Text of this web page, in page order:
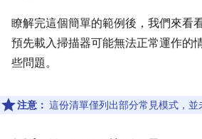
瞭解完這個簡單的範例後，我們來看
預先載入掃描器可能無法正常運作的
些問題。
注意： 這份清單僅列出部分常見模式，並